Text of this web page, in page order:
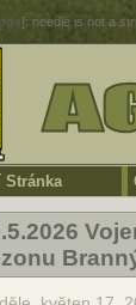
]: needle is not a
Stránka